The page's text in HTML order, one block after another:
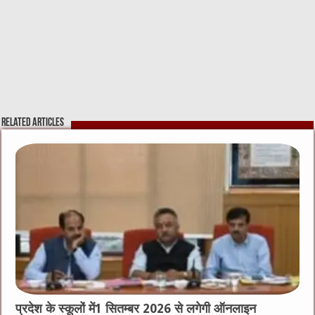
Related Articles
प्रदेश के स्कूलों में1 सितम्बर 2026 से लगेगी ऑनलाइन